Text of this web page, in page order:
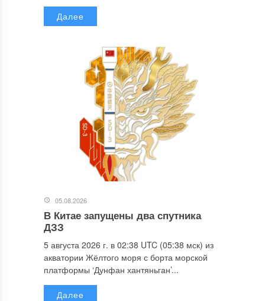
Далее
05.08.2026
В Китае запущены два спутника
ДЗЗ
5 августа 2026 г. в 02:38 UTC (05:38 мск) из
акватории Жёлтого моря с борта морской
платформы ‘Дунфан хантяньган’...
Далее